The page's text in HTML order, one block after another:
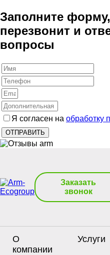
Заполните
перезвонит и
вопросы
Я согласен на обработку
Заказать
звонок
О
компании
Услуги